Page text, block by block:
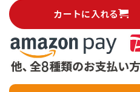
カートに入れる